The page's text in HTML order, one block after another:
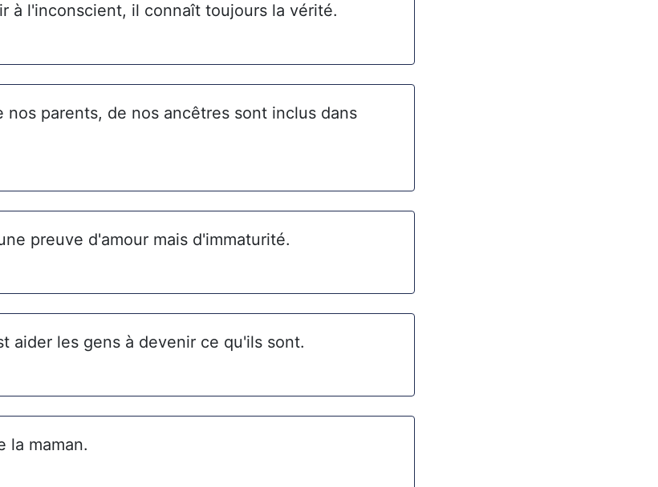
à l'inconscient, il connaît toujours la vérité.
nos parents, de nos ancêtres sont inclus dans
preuve d'amour mais d'immaturité.
aider les gens à devenir ce qu'ils sont.
la maman.